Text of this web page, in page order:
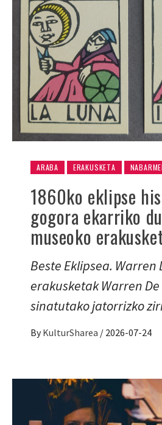
ARABA ERAKUSKETA
1860ko eklipse
gogora ekarriko
museoko
Beste Eklipsea. Warren
erakusketak Warren De
sinatutako jatorrizko
By KulturSharea / 2026-07-24